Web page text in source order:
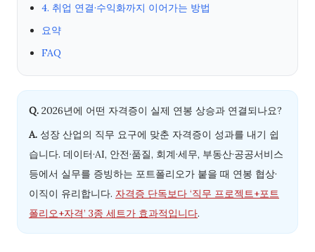
4. 취업 연결·수익화까지 이어가는 방법
요약
FAQ
Q. 2026년에 어떤 자격증이 실제 연봉 상승과 연결되나요?
A. 성장 산업의 직무 요구에 맞춘 자격증이 성과를 내기 쉽
습니다. 데이터·AI, 안전·품질, 회계·세무, 부동산·공공서비스
등에서 실무를 증빙하는 포트폴리오가 붙을 때 연봉 협상·
이직이 유리합니다. 자격증 단독보다 ‘직무 프로젝트+포트
폴리오+자격’ 3종 세트가 효과적입니다.